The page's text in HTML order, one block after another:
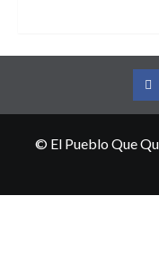
© El Pueblo Que